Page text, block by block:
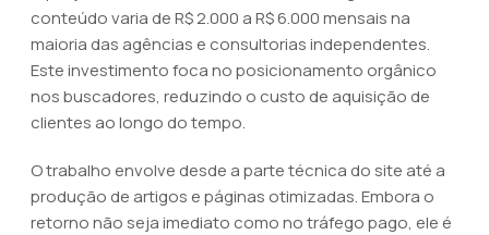
conteúdo varia de R$ 2.000 a R$ 6.000 mensais na
maioria das agências e consultorias independentes.
Este investimento foca no posicionamento orgânico
nos buscadores, reduzindo o custo de aquisição de
clientes ao longo do tempo.
O trabalho envolve desde a parte técnica do site até a
produção de artigos e páginas otimizadas. Embora o
retorno não seja imediato como no tráfego pago, ele é